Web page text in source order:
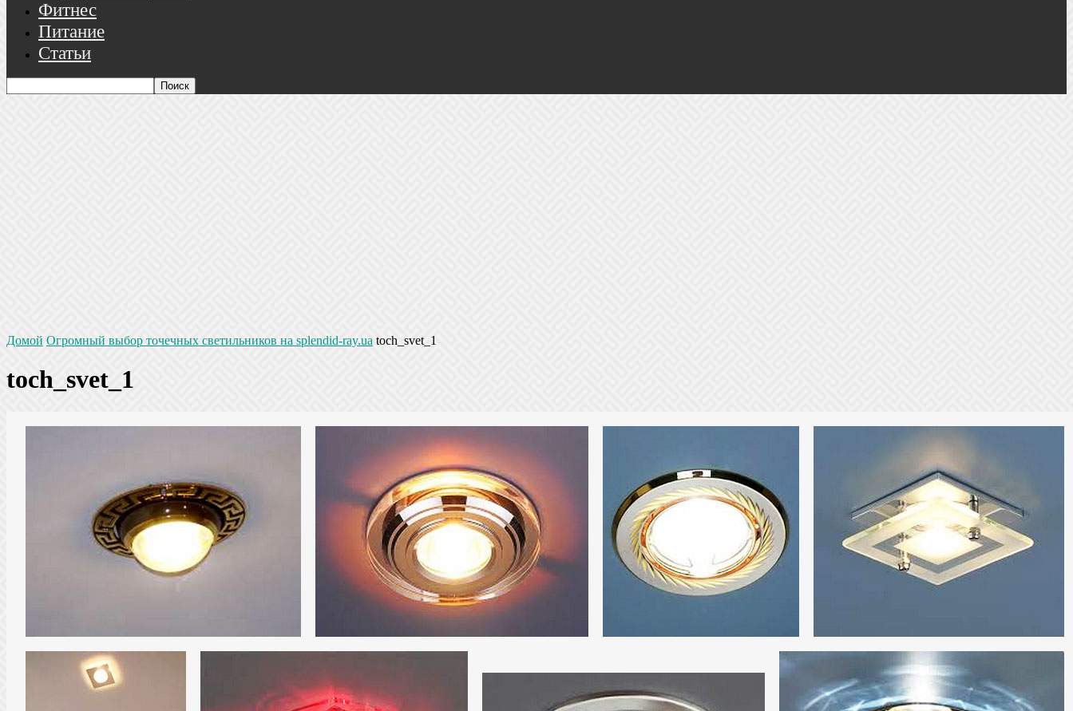
Фитнес
Питание
Статьи
Домой Огромный выбор точечных светильников на splendid-ray.ua toch_svet_1
toch_svet_1